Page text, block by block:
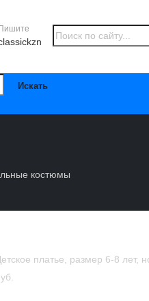
Искать
костюмы
платье, размер 6-8 лет,